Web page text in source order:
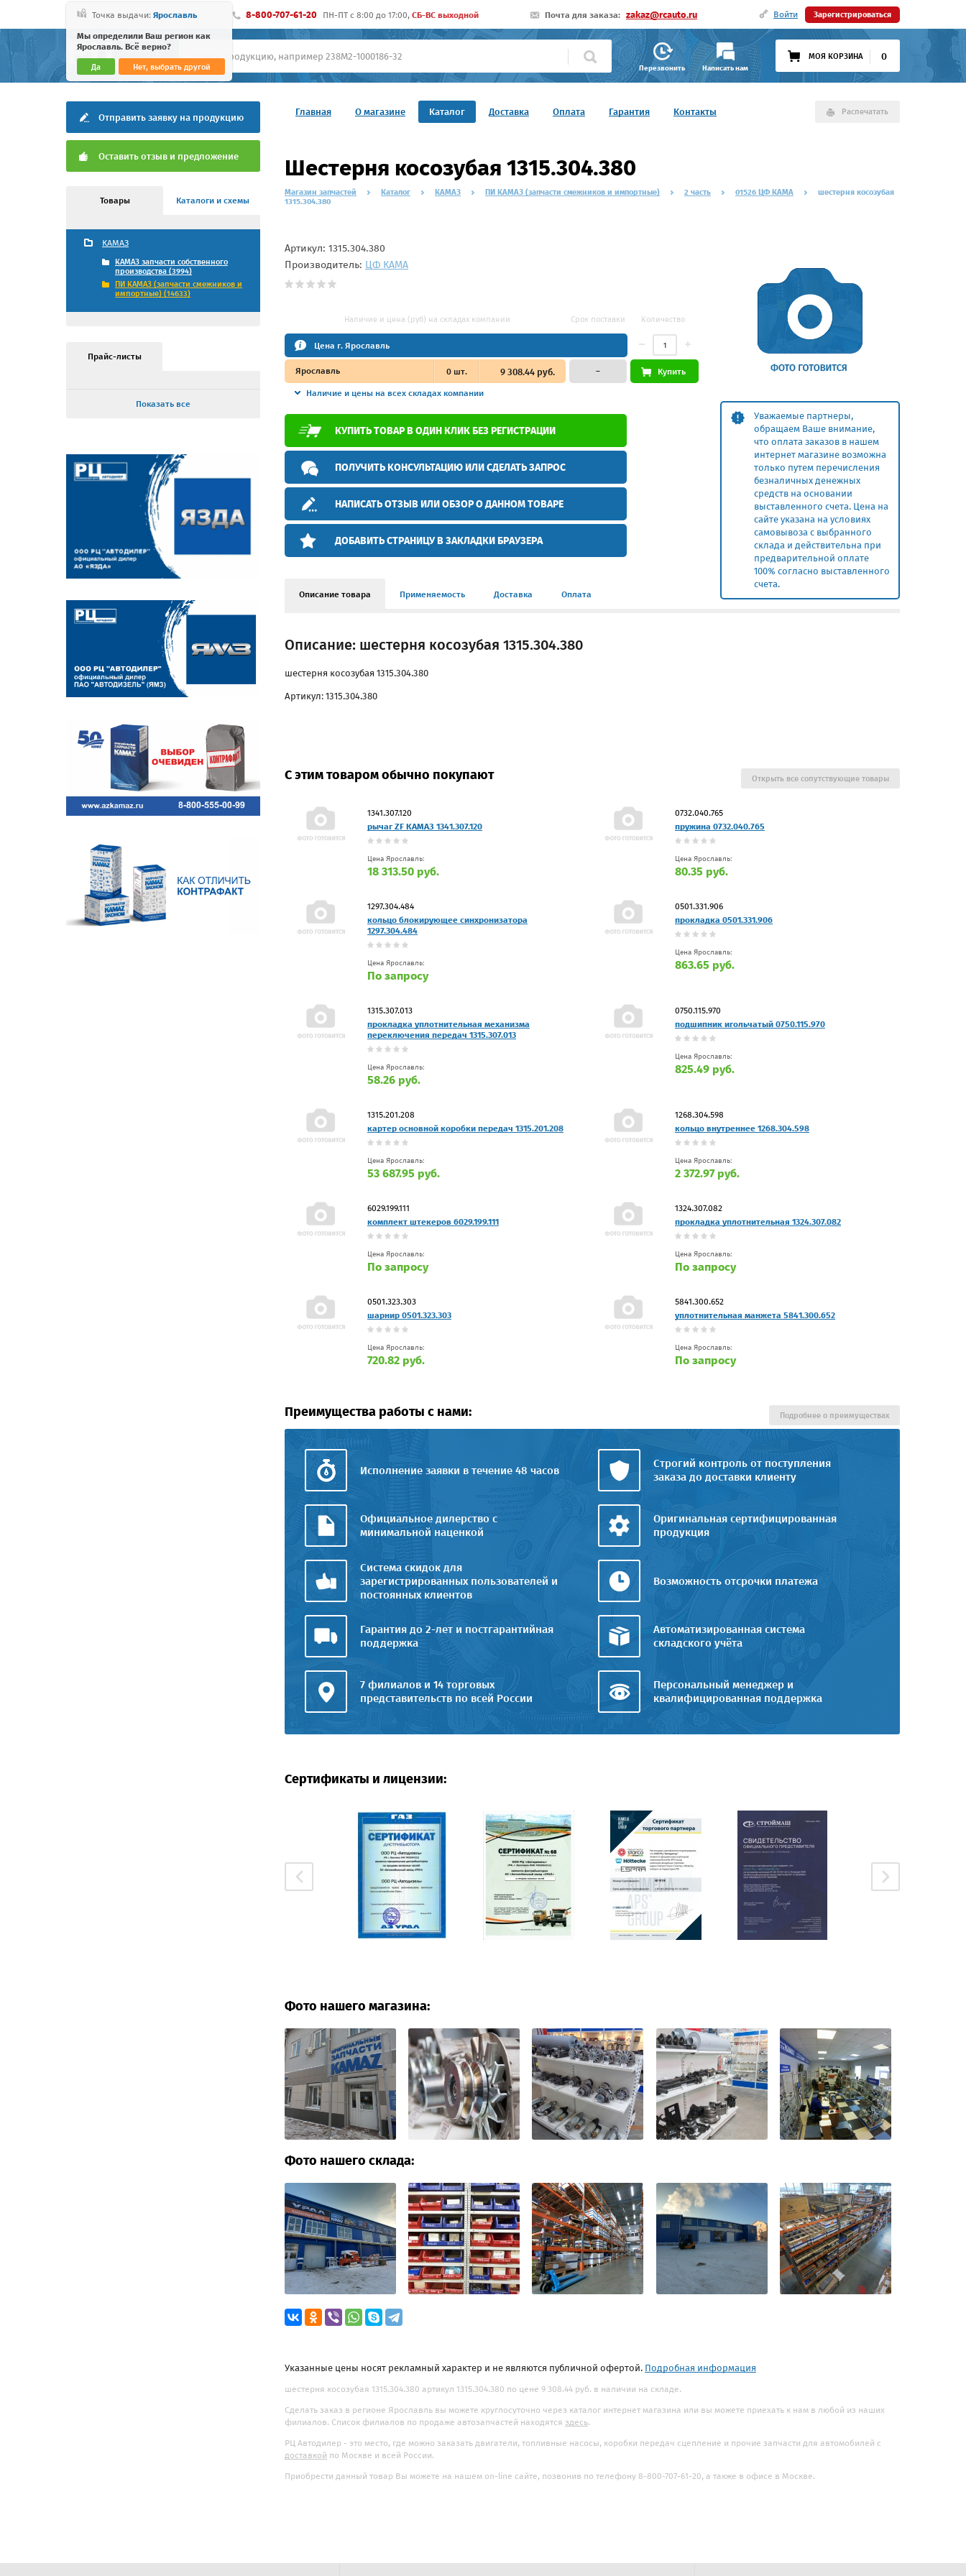
Точка выдачи: Ярославль
Мы определили Ваш регион как
Ярославль. Всё верно?
Да Нет, выбрать другой
8-800-707-61-20 ПН-ПТ c 8:00 до 17:00, СБ-ВС выходной Почта для заказа: zakaz@rcauto.ru Войти Зарегистрироваться
Перезвонить Написать нам
МОЯ КОРЗИНА 0
Главная О магазине Каталог Доставка Оплата Гарантия Контакты Распечатать
Отправить заявку на продукцию
Оставить отзыв и предложение
Товары Каталоги и схемы
КАМАЗ
КАМАЗ запчасти собственного
производства (3994)
ПИ КАМАЗ (запчасти смежников и
импортные) (14633)
Прайс-листы
Показать все
Шестерня косозубая 1315.304.380
Магазин запчастей Каталог КАМАЗ ПИ КАМАЗ (запчасти смежников и импортные) 2 часть 01526 ЦФ КАМА
шестерня косозубая
1315.304.380
Уважаемые партнеры,
обращаем Ваше внимание,
что оплата заказов в нашем
интернет магазине возможна
только путем перечисления
безналичных денежных
средств на основании
выставленного счета. Цена на
сайте указана на условиях
самовывоза с выбранного
склада и действительна при
предварительной оплате
100% согласно выставленного
счета.
Артикул: 1315.304.380
Производитель: ЦФ КАМА
Наличие и цена (руб) на складах компании Срок поставки Количество
Цена г. Ярославль
Ярославль 0шт. 9 308.44 руб.
Наличие и цены на всех складах компании
– Купить
КУПИТЬ ТОВАР В ОДИН КЛИК БЕЗ РЕГИСТРАЦИИ
ПОЛУЧИТЬ КОНСУЛЬТАЦИЮ ИЛИ СДЕЛАТЬ ЗАПРОС
НАПИСАТЬ ОТЗЫВ ИЛИ ОБЗОР О ДАННОМ ТОВАРЕ
ДОБАВИТЬ СТРАНИЦУ В ЗАКЛАДКИ БРАУЗЕРА
Описание товара Применяемость Доставка Оплата
Описание: шестерня косозубая 1315.304.380
шестерня косозубая 1315.304.380
Артикул: 1315.304.380
С этим товаром обычно покупают
1341.307.120
рычаг ZF КАМАЗ 1341.307.120
Цена Ярославль:
18 313.50 руб.
0732.040.765
пружина 0732.040.765
Цена Ярославль:
80.35 руб.
1297.304.484
кольцо блокирующее синхронизатора
1297.304.484
Цена Ярославль:
По запросу
0501.331.906
прокладка 0501.331.906
Цена Ярославль:
863.65 руб.
1315.307.013
прокладка уплотнительная механизма
переключения передач 1315.307.013
Цена Ярославль:
58.26 руб.
0750.115.970
подшипник игольчатый 0750.115.970
Цена Ярославль:
825.49 руб.
1315.201.208
картер основной коробки передач 1315.201.208
Цена Ярославль:
53 687.95 руб.
1268.304.598
кольцо внутреннее 1268.304.598
Цена Ярославль:
2 372.97 руб.
6029.199.111
комплект штекеров 6029.199.111
Цена Ярославль:
По запросу
1324.307.082
прокладка уплотнительная 1324.307.082
Цена Ярославль:
По запросу
0501.323.303
шарнир 0501.323.303
Цена Ярославль:
720.82 руб.
5841.300.652
уплотнительная манжета 5841.300.652
Цена Ярославль:
По запросу
Открыть все сопутствующие товары
Преимущества работы с нами:
Исполнение заявки в течение 48 часов
Строгий контроль от поступления
заказа до доставки клиенту
Официальное дилерство с
минимальной наценкой
Оригинальная сертифицированная
продукция
Система скидок для
зарегистрированных пользователей и
постоянных клиентов
Возможность отсрочки платежа
Гарантия до 2-лет и постгарантийная
поддержка
Автоматизированная система
складского учёта
7 филиалов и 14 торговых
представительств по всей России
Персональный менеджер и
квалифицированная поддержка
Подробнее о преимуществах
Сертификаты и лицензии:
Фото нашего магазина:
Фото нашего склада:
Указанные цены носят рекламный характер и не являются публичной офертой. Подробная информация
шестерня косозубая 1315.304.380 артикул 1315.304.380 по цене 9 308.44 руб. в наличии на складе.
Сделать заказ в регионе Ярославль вы можете круглосуточно через каталог интернет магазина или вы можете приехать к нам в любой из наших
филиалов. Список филиалов по продаже автозапчастей находятся здесь.
РЦ Автодилер - это место, где можно заказать двигатели, топливные насосы, коробки передач сцепление и прочие запчасти для автомобилей с
доставкой по Москве и всей России.
Приобрести данный товар Вы можете на нашем on-line сайте, позвонив по телефону 8-800-707-61-20, а также в офисе в Москве.